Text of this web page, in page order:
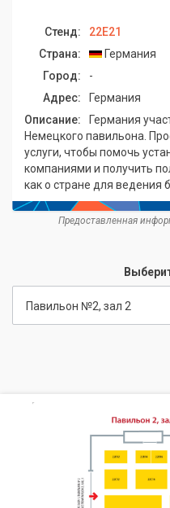
Стенд:
22E21
Страна:
Германия
Город:
-
Адрес:
Германия
Описание:
Германия
Немецкого павильона.
услуги, чтобы помочь
компаниями и получить
как о стране для ведения
Предоставленная
Павильон №2, зал 2